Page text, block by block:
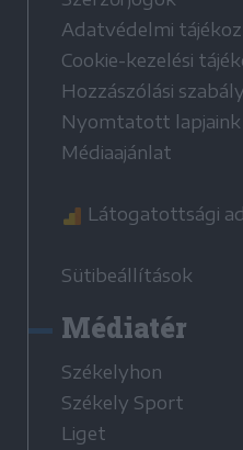
Adatvédelmi
Cookie-kezelési
Hozzászólási
Nyomtatott lapjaink
Médiaajánlat
Látogatottsági
Sütibeállítások
Médiatér
Székelyhon
Székely Sport
Liget